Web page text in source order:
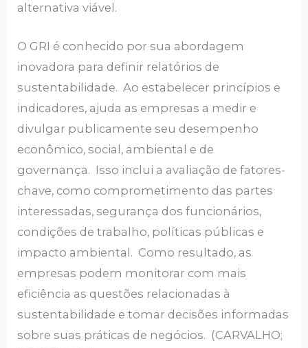
alternativa viável.
O GRI é conhecido por sua abordagem
inovadora para definir relatórios de
sustentabilidade. Ao estabelecer princípios e
indicadores, ajuda as empresas a medir e
divulgar publicamente seu desempenho
econômico, social, ambiental e de
governança. Isso inclui a avaliação de fatores-
chave, como comprometimento das partes
interessadas, segurança dos funcionários,
condições de trabalho, políticas públicas e
impacto ambiental. Como resultado, as
empresas podem monitorar com mais
eficiência as questões relacionadas à
sustentabilidade e tomar decisões informadas
sobre suas práticas de negócios. (CARVALHO;